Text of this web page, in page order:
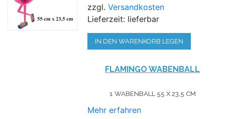
zzgl.Versandkosten
Lieferzeit: lieferbar
IN DEN WARENKORB LEGEN
FLAMINGO WABENBALL
1 WABENBALL 55 X 23,5 CM
Mehr erfahren